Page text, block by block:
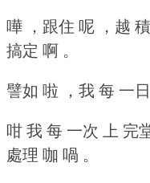
嘩 ，跟住 呢 ，越
搞定 啊 。
譬如 啦 ，我 每 一
咁 我 每 一次 上 完
處理 咖 喎 。